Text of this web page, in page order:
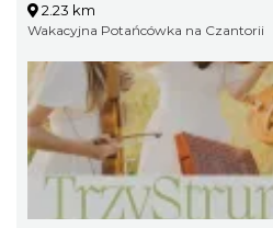
2.23 km
Wakacyjna Potańcówka na Czantorii